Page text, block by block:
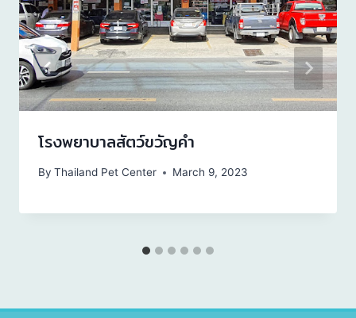
โรงพยาบาลสัตว์ขวัญคำ
By Thailand Pet Center March 9, 2023